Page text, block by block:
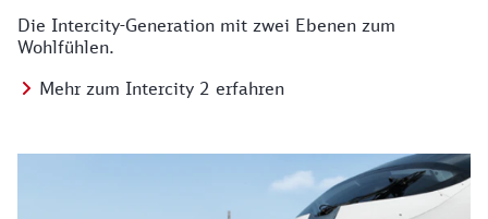
Die Intercity-Generation mit zwei Ebenen zum
Wohlfühlen.
Mehr zum Intercity 2 erfahren